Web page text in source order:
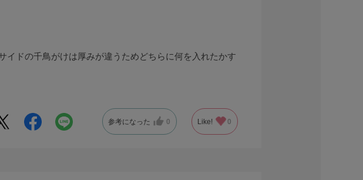
ドの千鳥がけは厚みが違うためどちらに何を入れたかす
参考になった 0 Like! 0